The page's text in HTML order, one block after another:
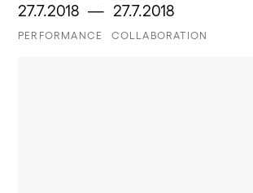
27.7.2018 — 27.7.2018
PERFORMANCE COLLABORATION